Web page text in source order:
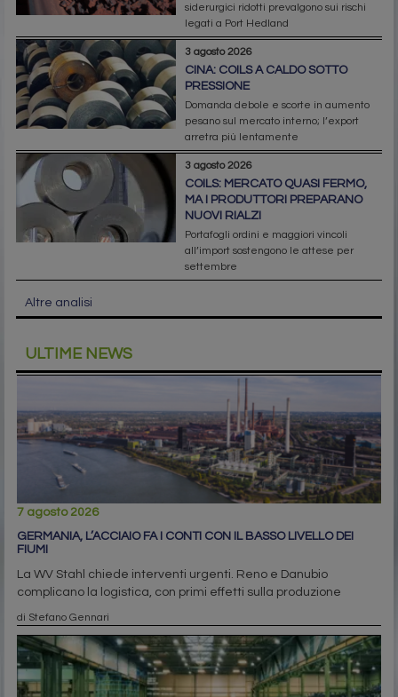
siderurgici ridotti prevalgono sui rischi
legati a Port Hedland
3 agosto 2026
CINA: COILS A CALDO SOTTO
PRESSIONE
Domanda debole e scorte in aumento
pesano sul mercato interno; l’export
arretra più lentamente
3 agosto 2026
COILS: MERCATO QUASI FERMO,
MA I PRODUTTORI PREPARANO
NUOVI RIALZI
Portafogli ordini e maggiori vincoli
all’import sostengono le attese per
settembre
Altre analisi
ULTIME NEWS
7 agosto 2026
GERMANIA, L’ACCIAIO FA I CONTI CON IL BASSO LIVELLO DEI
FIUMI
La WV Stahl chiede interventi urgenti. Reno e Danubio
complicano la logistica, con primi effetti sulla produzione
di Stefano Gennari